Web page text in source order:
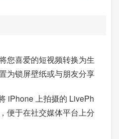
您喜爱的短视频转换为生
为锁屏壁纸或与朋友分享
iPhone 上拍摄的 LivePh
便于在社交媒体平台上分